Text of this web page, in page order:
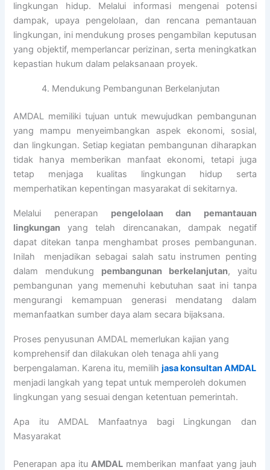
lingkungan hidup. Melalui informasi mengenai potensi
dampak, upaya pengelolaan, dan rencana pemantauan
lingkungan, ini mendukung proses pengambilan keputusan
yang objektif, memperlancar perizinan, serta meningkatkan
kepastian hukum dalam pelaksanaan proyek.
Mendukung Pembangunan Berkelanjutan
AMDAL memiliki tujuan untuk mewujudkan pembangunan
yang mampu menyeimbangkan aspek ekonomi, sosial,
dan lingkungan. Setiap kegiatan pembangunan diharapkan
tidak hanya memberikan manfaat ekonomi, tetapi juga
tetap menjaga kualitas lingkungan hidup serta
memperhatikan kepentingan masyarakat di sekitarnya.
Melalui penerapan pengelolaan dan pemantauan
lingkungan yang telah direncanakan, dampak negatif
dapat ditekan tanpa menghambat proses pembangunan.
Inilah menjadikan sebagai salah satu instrumen penting
dalam mendukung pembangunan berkelanjutan, yaitu
pembangunan yang memenuhi kebutuhan saat ini tanpa
mengurangi kemampuan generasi mendatang dalam
memanfaatkan sumber daya alam secara bijaksana.
Proses penyusunan AMDAL memerlukan kajian yang
komprehensif dan dilakukan oleh tenaga ahli yang
berpengalaman. Karena itu, memilihjasa konsultan AMDAL
menjadi langkah yang tepat untuk memperoleh dokumen
lingkungan yang sesuai dengan ketentuan pemerintah.
Apa itu AMDAL Manfaatnya bagi Lingkungan dan
Masyarakat
Penerapan apa ituAMDAL memberikan manfaat yang jauh